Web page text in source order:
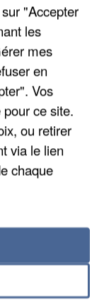
"Accepter
les
mes
en
Vos
ce site.
ou retirer
via le lien
chaque